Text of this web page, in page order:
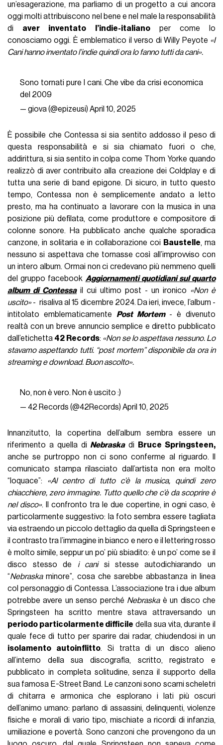
un’esagerazione, ma parliamo di un progetto a cui ancora
oggi molti attribuiscono nel bene e nel male la responsabilità
di aver inventato l’indie-italianoper come lo
conosciamo oggi. È emblematico il verso di Willy Peyote «I
Cani hanno inventato l’indie quindi ora lo fanno tutti da cani».
Sono tornati pure I cani. Che vibe da crisi economica
del 2009
— giova (@epizeusi) April 10, 2025
È possibile che Contessa si sia sentito addosso il peso di
questa responsabilità e si sia chiamato fuori o che,
addirittura, si sia sentito in colpa come Thom Yorke quando
realizzò di aver contribuito alla creazione dei Coldplay e di
tutta una serie di band epigone. Di sicuro, in tutto questo
tempo, Contessa non è semplicemente andato a letto
presto, ma ha continuato a lavorare con la musica in una
posizione più defilata, come produttore e compositore di
colonne sonore. Ha pubblicato anche qualche sporadica
canzone, in solitaria e in collaborazione coi Baustelle, ma
nessuno si aspettava che tornasse così all’improvviso con
un intero album. Ormai non ci credevano più nemmeno quelli
del gruppo facebook Aggiornamenti quotidiani sul quarto
album di Contessail cui ultimo post - un ironico «Non è
uscito»- risaliva al 15 dicembre 2024. Da ieri, invece, l’album -
intitolato emblematicamente Post Mortem- è divenuto
realtà con un breve annuncio semplice e diretto pubblicato
dall’etichetta 42 Records: «Non se lo aspettava nessuno. Lo
stavamo aspettando tutti. “post mortem” disponibile da ora in
streaming e download. Buon ascolto».
No, non è vero. Non è uscito :)
— 42 Records (@42Records) April 10, 2025
Innanzitutto, la copertina dell’album sembra essere un
riferimento a quella di Nebraskadi
Bruce Springsteen,
anche se purtroppo non ci sono conferme al riguardo. Il
comunicato stampa rilasciato dall’artista non era molto
“loquace”: «Al centro di tutto c’è la musica, quindi zero
chiacchiere, zero immagine. Tutto quello che c’è da scoprire è
nel disco». Il confronto tra le due copertine, in ogni caso, è
particolarmente suggestivo: la foto sembra essere tagliata
via estraendo un piccolo dettaglio da quella di Springsteen e
il contrasto tra l’immagine in bianco e nero e il lettering rosso
è molto simile, seppur un po’ più sbiadito: è un po’ come se il
disco stesso de i canisi stesse autodichiarando un
“Nebraskaminore”, cosa che sarebbe abbastanza in linea
col personaggio di Contessa. L’associazione tra i due album
potrebbe avere un senso perché Nebraskaè un disco che
Springsteen ha scritto mentre stava attraversando un
periodo particolarmente difficile della sua vita, durante il
quale fece di tutto per sparire dai radar, chiudendosi in un
isolamento autoinflitto. Si tratta di un disco alieno
all’interno della sua discografia, scritto, registrato e
pubblicato in completa solitudine, senza il supporto della
sua famosa E-Street Band. Le canzoni sono scarni scheletri
di chitarra e armonica che esplorano i lati più oscuri
dell’animo umano: parlano di assassini, delinquenti, violenze
fisiche e morali di vario tipo, mischiate a ricordi di infanzia,
umiliazione e povertà. Sono canzoni che provengono da un